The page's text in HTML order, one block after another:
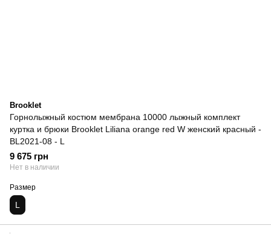
Brooklet
Горнолыжный костюм мембрана 10000 лыжный комплект
куртка и брюки Brooklet Liliana orange red W женский красный -
BL2021-08 - L
9 675 грн
Нет в наличии
Размер
L